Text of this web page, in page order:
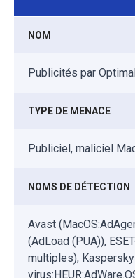
NOM
Publicités par
TYPE DE MENACE
Publiciel, maliciel
NOMS DE DÉTECTION
Avast
(AdLoad (PUA)),
multiples),